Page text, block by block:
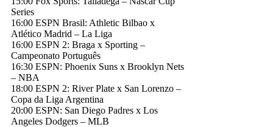
Series
16:00 ESPN Brasil: Athletic Bilbao x
Atlético Madrid – La Liga
16:00 ESPN 2: Braga x Sporting –
Campeonato Português
16:30 ESPN: Phoenix Suns x Brooklyn Nets
– NBA
18:00 ESPN 2: River Plate x San Lorenzo –
Copa da Liga Argentina
20:00 ESPN: San Diego Padres x Los
Angeles Dodgers – MLB